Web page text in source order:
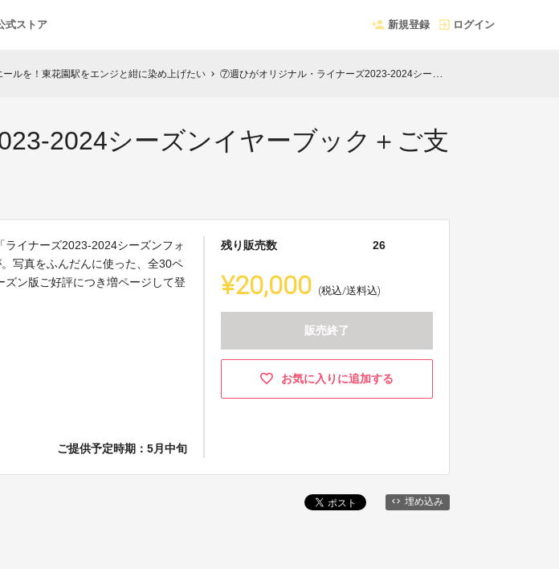
式ストア 新規登録 ログイン
ルを！東花園駅をエンジと紺に染め上げたい chevron_right ⑦週ひがオリジナル・ライナーズ2023-2024シーズンイヤーブック＋ご支援感謝のお礼メール
2024シーズンイヤーブック＋ご支
ライナーズ2023-2024シーズンフォ
写真をふんだんに使った、全30ペ
ズン版ご好評につき増ページして登
ご提供予定時期：5月中旬
残り販売数 26
¥20,000 (税込/送料込)
販売終了
お気に入りに追加する
埋め込み